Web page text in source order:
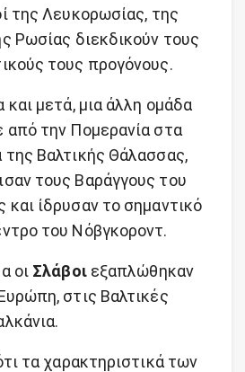
της Λευκορωσίας, της
Ρωσίας διεκδικούν τους
τους προγόνους.
μετά, μια άλλη ομάδα
από την Πομερανία στα
της Βαλτικής Θάλασσας,
τους Βαράγγους του
ίδρυσαν το σημαντικό
του Νόβγκοροντ.
οι Σλάβοιεξαπλώθηκαν
στις Βαλτικές
τα χαρακτηριστικά των